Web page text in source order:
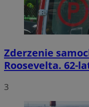
Zderzenie
Roosevelta. 62-
3